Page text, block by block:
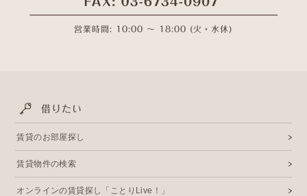
営業時間: 10:00 〜 18:00 (火・水休)
借りたい
賃貸のお部屋探し
賃貸物件の検索
オンラインの賃貸探し「ことりLive！」